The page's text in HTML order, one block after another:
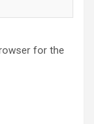
for the